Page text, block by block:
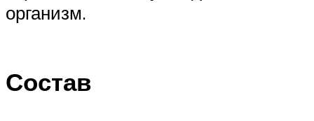
организм.
Состав